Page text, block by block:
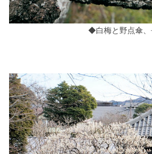
◆白梅と野点傘、